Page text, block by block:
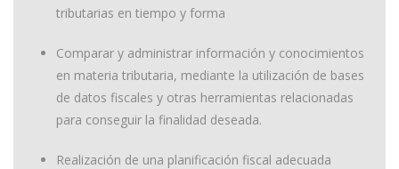
tributarias en tiempo y forma
Comparar y administrar información y conocimientos
en materia tributaria, mediante la utilización de bases
de datos fiscales y otras herramientas relacionadas
para conseguir la finalidad deseada.
Realización de una planificación fiscal adecuada